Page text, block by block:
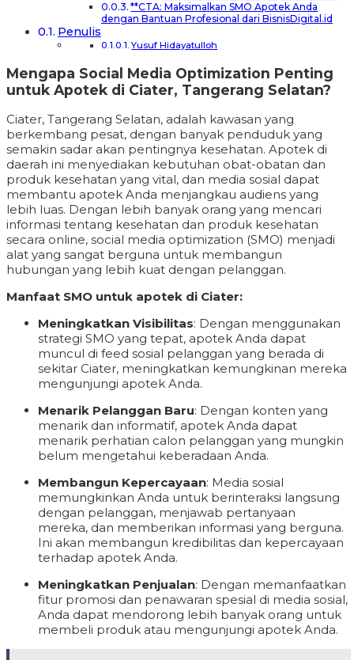
**CTA: Maksimalkan SMO Apotek Anda
dengan Bantuan Profesional dari BisnisDigital.id
Penulis
Yusuf Hidayatulloh
Mengapa Social Media Optimization Penting
untuk Apotek di Ciater, Tangerang Selatan?
Ciater, Tangerang Selatan, adalah kawasan yang
berkembang pesat, dengan banyak penduduk yang
semakin sadar akan pentingnya kesehatan. Apotek di
daerah ini menyediakan kebutuhan obat-obatan dan
produk kesehatan yang vital, dan media sosial dapat
membantu apotek Anda menjangkau audiens yang
lebih luas. Dengan lebih banyak orang yang mencari
informasi tentang kesehatan dan produk kesehatan
secara online, social media optimization (SMO) menjadi
alat yang sangat berguna untuk membangun
hubungan yang lebih kuat dengan pelanggan.
Manfaat SMO untuk apotek di Ciater:
Meningkatkan Visibilitas: Dengan menggunakan
strategi SMO yang tepat, apotek Anda dapat
muncul di feed sosial pelanggan yang berada di
sekitar Ciater, meningkatkan kemungkinan mereka
mengunjungi apotek Anda.
Menarik Pelanggan Baru: Dengan konten yang
menarik dan informatif, apotek Anda dapat
menarik perhatian calon pelanggan yang mungkin
belum mengetahui keberadaan Anda.
Membangun Kepercayaan: Media sosial
memungkinkan Anda untuk berinteraksi langsung
dengan pelanggan, menjawab pertanyaan
mereka, dan memberikan informasi yang berguna.
Ini akan membangun kredibilitas dan kepercayaan
terhadap apotek Anda.
Meningkatkan Penjualan: Dengan memanfaatkan
fitur promosi dan penawaran spesial di media sosial,
Anda dapat mendorong lebih banyak orang untuk
membeli produk atau mengunjungi apotek Anda.